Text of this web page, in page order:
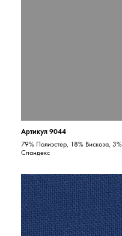
Артикул 9044
79% Полиэстер, 18% Вискоза, 3%
Спандекс